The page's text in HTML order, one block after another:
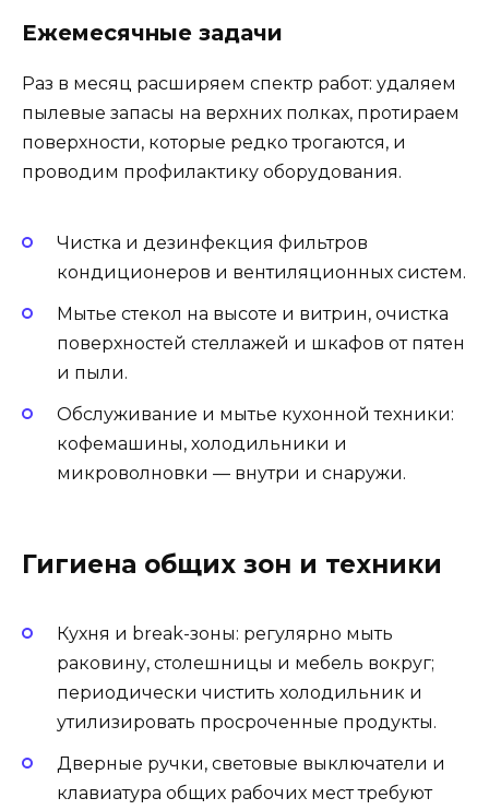
Ежемесячные задачи
Раз в месяц расширяем спектр работ: удаляем
пылевые запасы на верхних полках, протираем
поверхности, которые редко трогаются, и
проводим профилактику оборудования.
Чистка и дезинфекция фильтров
кондиционеров и вентиляционных систем.
Мытье стекол на высоте и витрин, очистка
поверхностей стеллажей и шкафов от пятен
и пыли.
Обслуживание и мытье кухонной техники:
кофемашины, холодильники и
микроволновки — внутри и снаружи.
Гигиена общих зон и техники
Кухня и break-зоны: регулярно мыть
раковину, столешницы и мебель вокруг;
периодически чистить холодильник и
утилизировать просроченные продукты.
Дверные ручки, световые выключатели и
клавиатура общих рабочих мест требуют